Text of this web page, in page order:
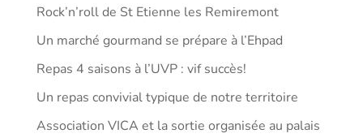
Rock’n’roll de St Etienne les Remiremont
Un marché gourmand se prépare à l’Ehpad
Repas 4 saisons à l’UVP : vif succès!
Un repas convivial typique de notre territoire
Association VICA et la sortie organisée au palais